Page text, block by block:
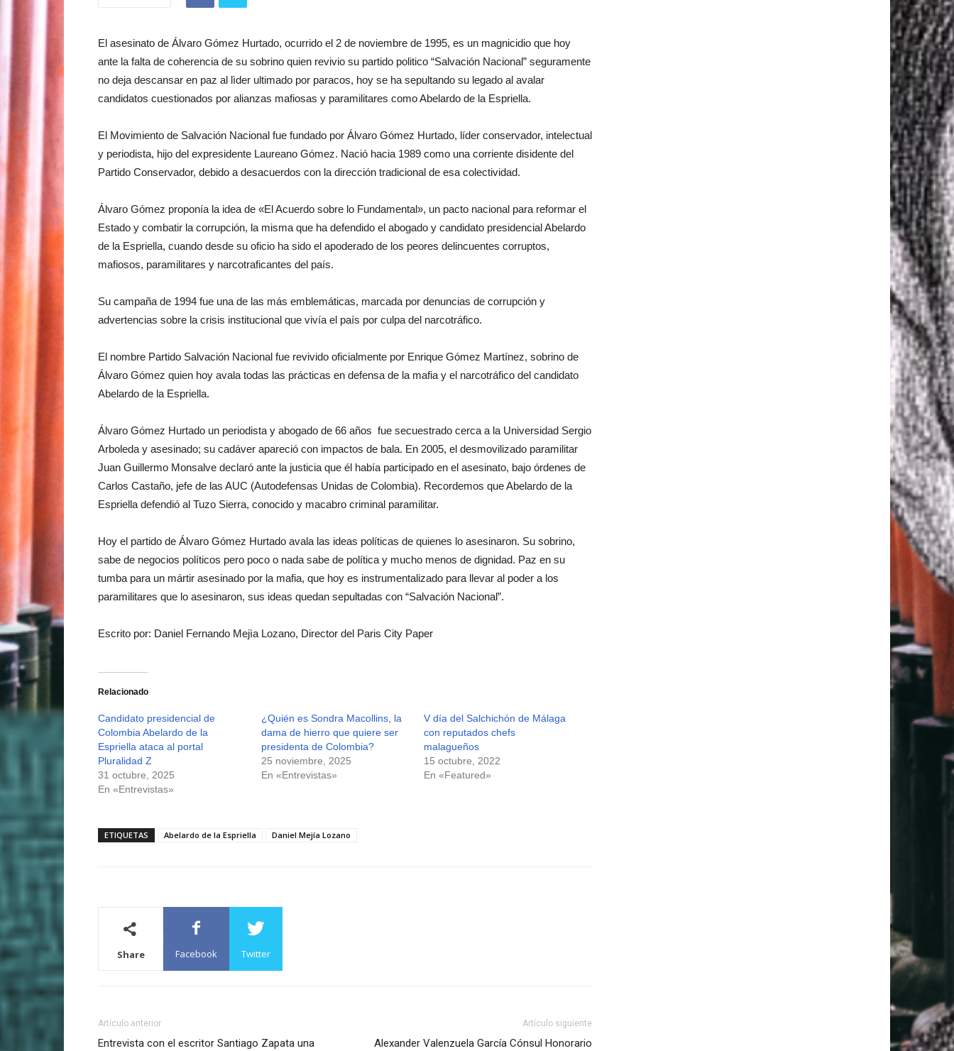
El asesinato de Álvaro Gómez Hurtado, ocurrido el 2 de noviembre de 1995, es un magnicidio que hoy
ante la falta de coherencia de su sobrino quien revivio su partido politico “Salvación Nacional” seguramente
no deja descansar en paz al lìder ultimado por paracos, hoy se ha sepultando su legado al avalar
candidatos cuestionados por alianzas mafiosas y paramilitares como Abelardo de la Espriella.
El Movimiento de Salvación Nacional fue fundado por Álvaro Gómez Hurtado, líder conservador, intelectual
y periodista, hijo del expresidente Laureano Gómez. Nació hacia 1989 como una corriente disidente del
Partido Conservador, debido a desacuerdos con la dirección tradicional de esa colectividad.
Álvaro Gómez proponía la idea de «El Acuerdo sobre lo Fundamental», un pacto nacional para reformar el
Estado y combatir la corrupción, la misma que ha defendido el abogado y candidato presidencial Abelardo
de la Espriella, cuando desde su oficio ha sido el apoderado de los peores delincuentes corruptos,
mafiosos, paramilitares y narcotraficantes del país.
Su campaña de 1994 fue una de las más emblemáticas, marcada por denuncias de corrupción y
advertencias sobre la crisis institucional que vivía el país por culpa del narcotráfico.
El nombre Partido Salvación Nacional fue revivido oficialmente por Enrique Gómez Martínez, sobrino de
Álvaro Gómez quien hoy avala todas las prácticas en defensa de la mafia y el narcotráfico del candidato
Abelardo de la Espriella.
Álvaro Gómez Hurtado un periodista y abogado de 66 años fue secuestrado cerca a la Universidad Sergio
Arboleda y asesinado; su cadáver apareció con impactos de bala. En 2005, el desmovilizado paramilitar
Juan Guillermo Monsalve declaró ante la justicia que él había participado en el asesinato, bajo órdenes de
Carlos Castaño, jefe de las AUC (Autodefensas Unidas de Colombia). Recordemos que Abelardo de la
Espriella defendió al Tuzo Sierra, conocido y macabro criminal paramilitar.
Hoy el partido de Álvaro Gómez Hurtado avala las ideas políticas de quienes lo asesinaron. Su sobrino,
sabe de negocios políticos pero poco o nada sabe de política y mucho menos de dignidad. Paz en su
tumba para un mártir asesinado por la mafia, que hoy es instrumentalizado para llevar al poder a los
paramilitares que lo asesinaron, sus ideas quedan sepultadas con “Salvación Nacional”.
Escrito por: Daniel Fernando Mejìa Lozano, Director del Paris City Paper
Relacionado
Candidato presidencial de
Colombia Abelardo de la
Espriella ataca al portal
Pluralidad Z
31 octubre, 2025
En «Entrevistas»
¿Quién es Sondra Macollins, la
dama de hierro que quiere ser
presidenta de Colombia?
25 noviembre, 2025
En «Entrevistas»
V día del Salchichón de Málaga
con reputados chefs
malagueños
15 octubre, 2022
En «Featured»
ETIQUETAS Abelardo de la Espriella Daniel Mejía Lozano
Share Facebook Twitter
Artículo anterior
Entrevista con el escritor Santiago Zapata una
Artículo siguiente
Alexander Valenzuela García Cónsul Honorario